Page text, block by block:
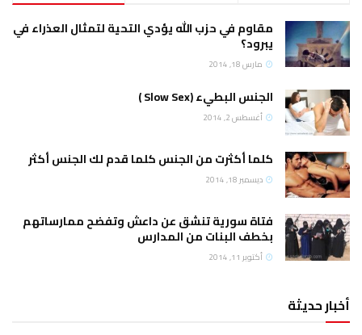
مقاوم في حزب الله يؤدي التحية لتمثال العذراء في
يبرود؟
مارس 18, 2014
الجنس البطيء (Slow Sex )
أغسطس 2, 2014
كلما أكثرت من الجنس كلما قدم لك الجنس أكثر
ديسمبر 18, 2014
فتاة سورية تنشق عن داعش وتفضح ممارساتهم
بخطف البنات من المدارس
أكتوبر 11, 2014
أخبار حديثة